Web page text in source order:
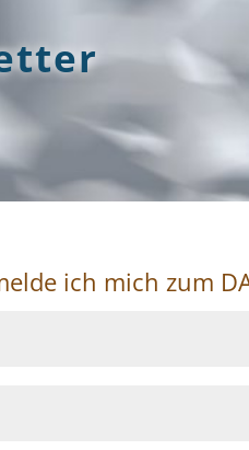
ich mich zum